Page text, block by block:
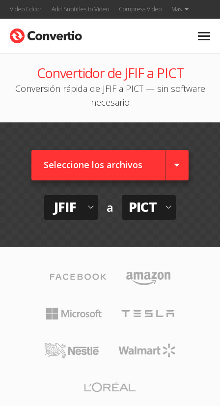
Video Editor Add Subtitles to Video Compress Video Más
Convertidor de JFIF a PICT
Conversión rápida de JFIF a PICT — sin software
necesario
Seleccione los archivos
JFIF a PICT